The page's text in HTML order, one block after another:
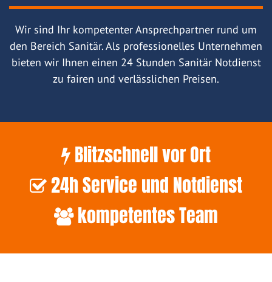
Wir sind Ihr kompetenter Ansprechpartner rund um
den Bereich Sanitär. Als professionelles Unternehmen
bieten wir Ihnen einen 24 Stunden Sanitär Notdienst
zu fairen und verlässlichen Preisen.
Blitzschnell vor Ort
24h Service und Notdienst
kompetentes Team